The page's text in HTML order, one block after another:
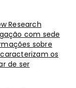
Research
com sede
sobre
os
de ser